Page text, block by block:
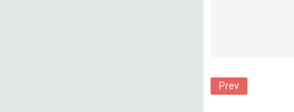
Prev